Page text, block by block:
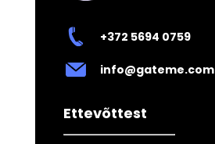
+372 5694 0759
info@gateme.com
Ettevõttest